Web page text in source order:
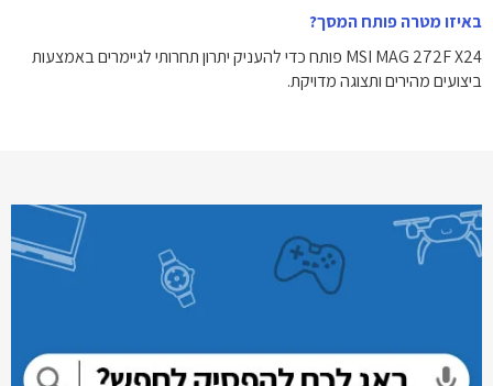
באיזו מטרה פותח המסך?
MSI MAG 272F X24 פותח כדי להעניק יתרון תחרותי לגיימרים באמצעות
ביצועים מהירים ותצוגה מדויקת.